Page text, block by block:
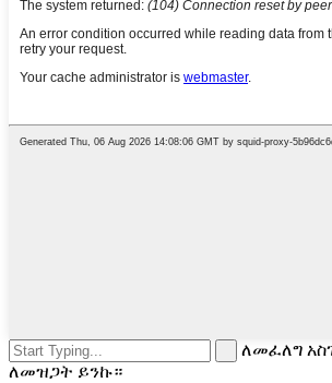
ለመፈለግ
ለመዝጋት ይንኩ።